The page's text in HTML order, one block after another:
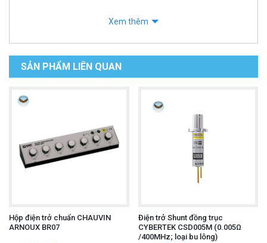
Xem thêm
SẢN PHẨM LIÊN QUAN
Hộp điện trở chuẩn CHAUVIN
ARNOUX BR07
Điện trở Shunt đồng trục
CYBERTEK CSD005M (0.005Ω
/400MHz; loại bu lông)